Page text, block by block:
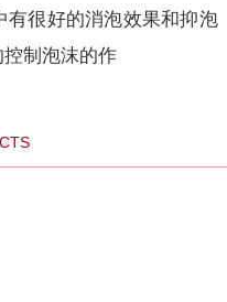
有很好的消泡效果和抑泡
制泡沫的作